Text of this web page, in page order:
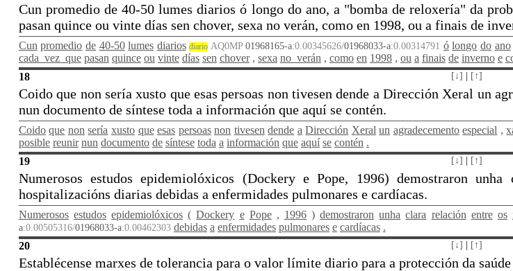
Cun promedio de 40-50 lumes diarios ó longo do ano, a "bomba de reloxería" da
pasan quince ou vinte días sen chover, sexa no verán, como en 1998, ou a finais de
Cun promedio de 40-50 lumes diarios diario AQ0MP01968165-a:0.00345626/01968033-a:0.00314791 ó longo do ano
cada_vez_que pasan quince ou vinte días sen chover , sexa no_verán , como en 1998 , ou a finais de inverno e
18
[↓] [↑]
Coido que non sería xusto que esas persoas non tivesen dende a Dirección Xeral un
nun documento de síntese toda a información que aquí se contén.
Coido que non sería xusto que esas persoas non tivesen dende a Dirección Xeral un agradecemento especial ,
posible reunir nun documento de síntese toda a información que aquí se contén .
19
[↓] [↑]
Numerosos estudos epidemiolóxicos (Dockery e Pope, 1996) demostraron
hospitalizacións diarias debidas a enfermidades pulmonares e cardíacas.
Numerosos estudos epidemiolóxicos ( Dockery e Pope , 1996 ) demostraron unha clara relación entre os
a:0.00505316/01968033-a:0.00462303 debidas a enfermidades pulmonares e cardíacas .
20
[↓] [↑]
Establécense marxes de tolerancia para o valor límite diario para a protección da